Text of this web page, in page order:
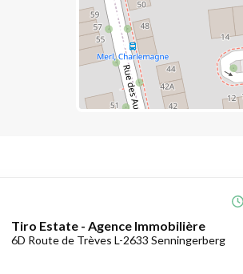
Tiro Estate - Agence Immobilière
6D Route de Trèves L-2633 Senningerberg